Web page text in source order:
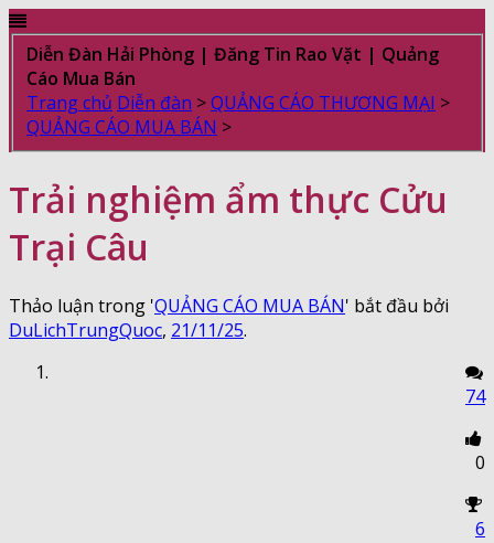
Diễn Đàn Hải Phòng | Đăng Tin Rao Vặt | Quảng
Cáo Mua Bán
Trang chủ Diễn đàn >QUẢNG CÁO THƯƠNG MẠI >
QUẢNG CÁO MUA BÁN >
Trải nghiệm ẩm thực Cửu
Trại Câu
Thảo luận trong 'QUẢNG CÁO MUA BÁN' bắt đầu bởi
DuLichTrungQuoc, 21/11/25.
74
0
6